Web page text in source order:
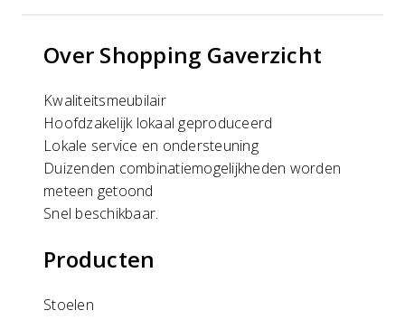
Over Shopping Gaverzicht
Kwaliteitsmeubilair
Hoofdzakelijk lokaal geproduceerd
Lokale service en ondersteuning
Duizenden combinatiemogelijkheden worden
meteen getoond
Snel beschikbaar.
Producten
Stoelen